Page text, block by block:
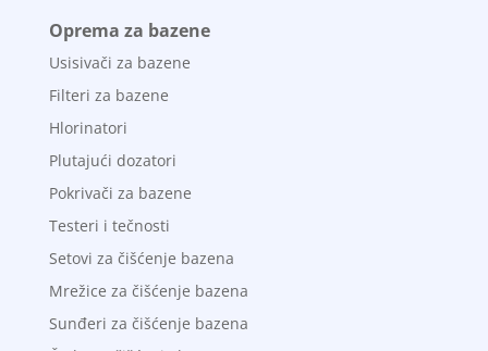
Oprema za bazene
Usisivači za bazene
Filteri za bazene
Hlorinatori
Plutajući dozatori
Pokrivači za bazene
Testeri i tečnosti
Setovi za čišćenje bazena
Mrežice za čišćenje bazena
Sunđeri za čišćenje bazena